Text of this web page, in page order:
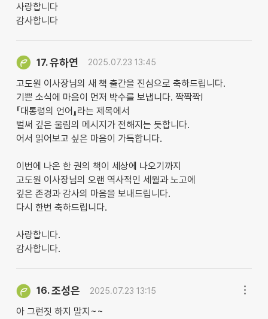
사랑합니다
감사합니다
17.유하연 2025.07.23 13:45
고도원 이사장님의 새 책 출간을 진심으로 축하드립니다.
기쁜 소식에 마음이 먼저 박수를 보냅니다. 짝짝짝!
『대통령의 언어』라는 제목에서
벌써 깊은 울림의 메시지가 전해지는 듯합니다.
어서 읽어보고 싶은 마음이 가득합니다.
이번에 나온 한 권의 책이 세상에 나오기까지
고도원 이사장님의 오랜 역사적인 세월과 노고에
깊은 존경과 감사의 마음을 보내드립니다.
다시 한번 축하드립니다.
사랑합니다.
감사합니다.
16.조성은 2025.07.23 13:15
아 그런짓 하지 말지~~